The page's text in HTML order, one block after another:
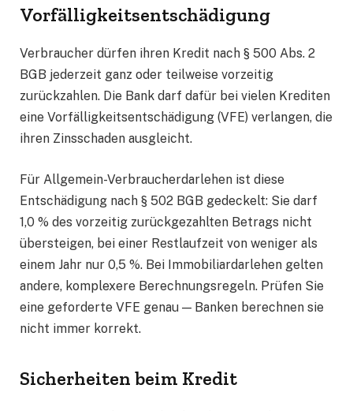
Vorfälligkeitsentschädigung
Verbraucher dürfen ihren Kredit nach § 500 Abs. 2
BGB jederzeit ganz oder teilweise vorzeitig
zurückzahlen. Die Bank darf dafür bei vielen Krediten
eine Vorfälligkeitsentschädigung (VFE) verlangen, die
ihren Zinsschaden ausgleicht.
Für Allgemein-Verbraucherdarlehen ist diese
Entschädigung nach § 502 BGB gedeckelt: Sie darf
1,0 % des vorzeitig zurückgezahlten Betrags nicht
übersteigen, bei einer Restlaufzeit von weniger als
einem Jahr nur 0,5 %. Bei Immobiliardarlehen gelten
andere, komplexere Berechnungsregeln. Prüfen Sie
eine geforderte VFE genau — Banken berechnen sie
nicht immer korrekt.
Sicherheiten beim Kredit